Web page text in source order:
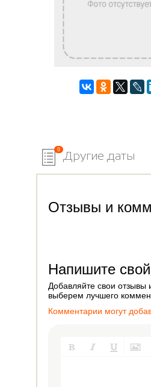
0 Другие даты
Отзывы и
Напишите
Добавляйте свои
выберем лучшего
Комментарии могут
   